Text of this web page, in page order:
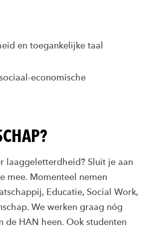
en toegankelijke taal
economische
laaggeletterdheid? Sluit je aan
mee. Momenteel nemen
Educatie, Social Work,
We werken graag nóg
de HAN heen. Ook studenten